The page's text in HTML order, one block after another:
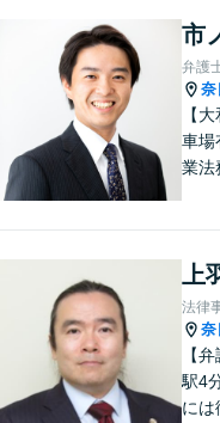
す。
市
弁護
奈
【
車場
業法
と
と思
だ
可】
上
法律
奈
【
駅4
には